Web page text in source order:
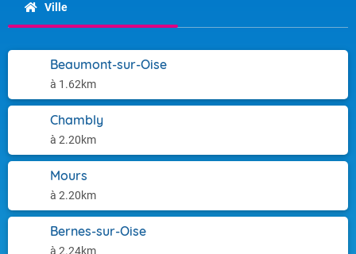
Ville
Beaumont-sur-Oise
à 1.62km
Chambly
à 2.20km
Mours
à 2.20km
Bernes-sur-Oise
à 2.24km